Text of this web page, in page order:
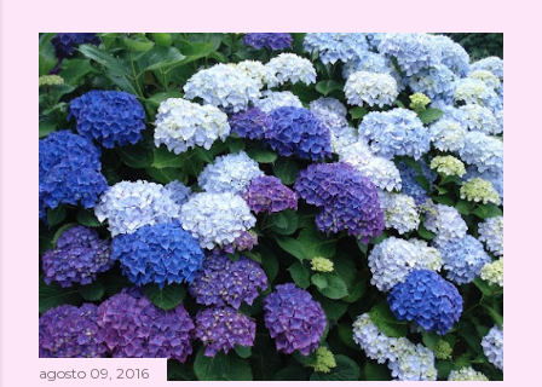
agosto 09, 2016